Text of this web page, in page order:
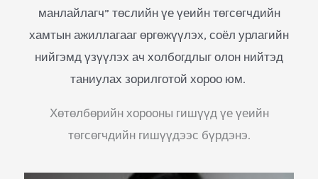
манлайлагч” төслийн үе үеийн төгсөгчдийн
хамтын ажиллагааг өргөжүүлэх, соёл урлагийн
нийгэмд үзүүлэх ач холбогдлыг олон нийтэд
таниулах зорилготой хороо юм.
Хөтөлбөрийн хорооны гишүүд үе үеийн
төгсөгчдийн гишүүдээс бүрдэнэ.